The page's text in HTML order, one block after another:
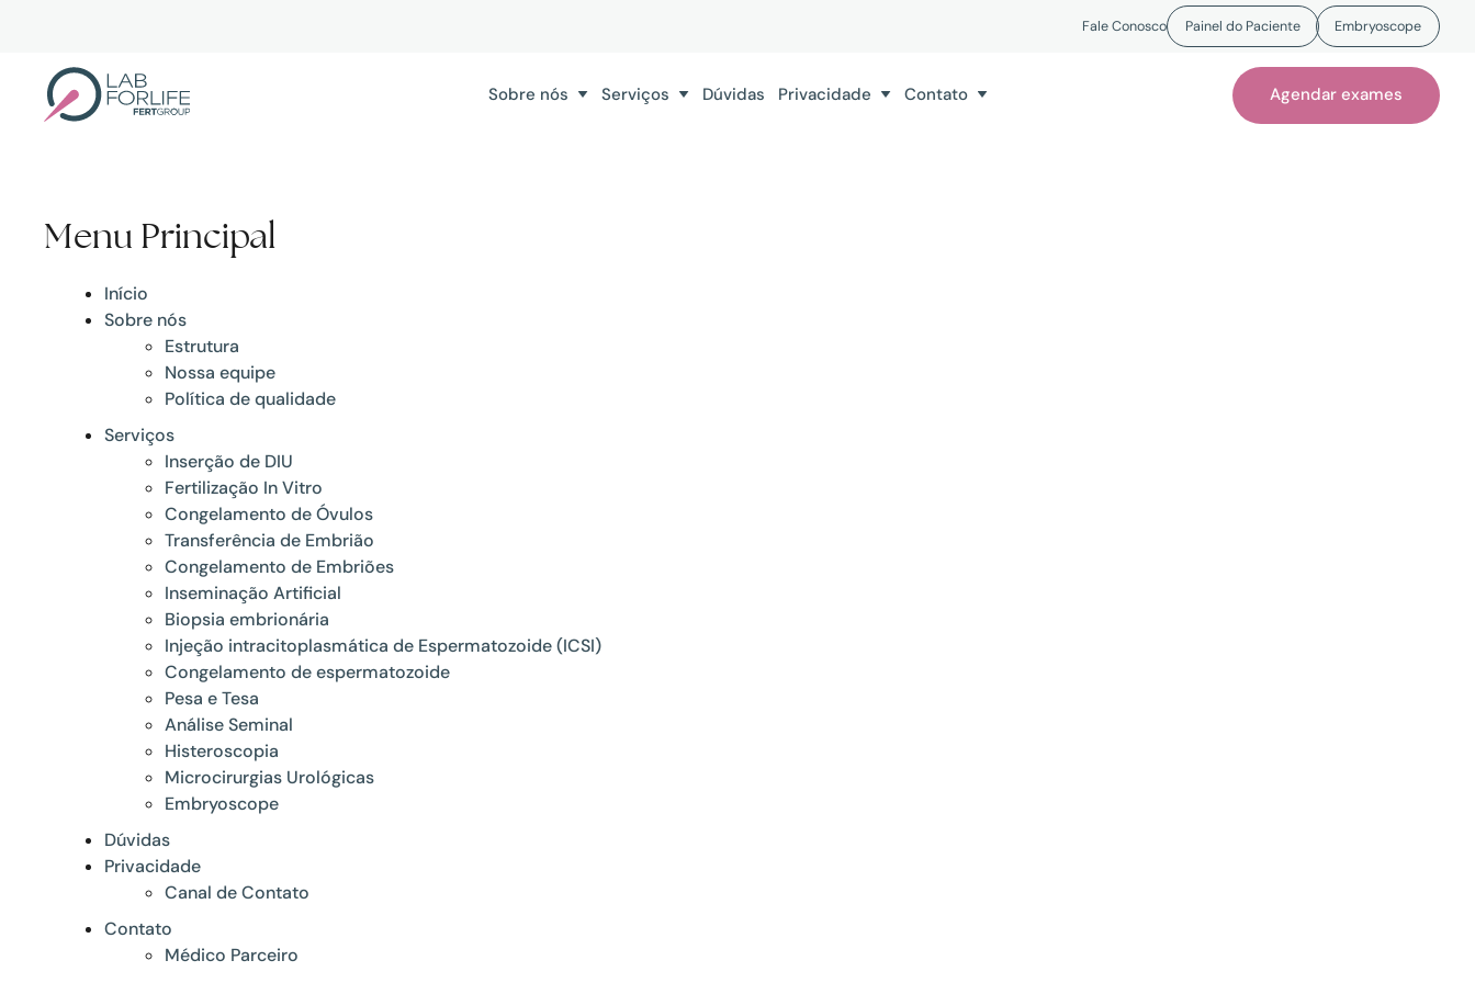
Fale Conosco Painel do Paciente Embryoscope
Skip
to
main
Agendar exames
Sobre nós Serviços Dúvidas Privacidade Contato
Menu Principal
Início
Sobre nós
Estrutura
Nossa equipe
Política de qualidade
Serviços
Inserção de DIU
Fertilização In Vitro
Congelamento de Óvulos
Transferência de Embrião
Congelamento de Embriões
Inseminação Artificial
Biopsia embrionária
Injeção intracitoplasmática de Espermatozoide (ICSI)
Congelamento de espermatozoide
Pesa e Tesa
Análise Seminal
Histeroscopia
Microcirurgias Urológicas
Embryoscope
Dúvidas
Privacidade
Canal de Contato
Contato
Médico Parceiro